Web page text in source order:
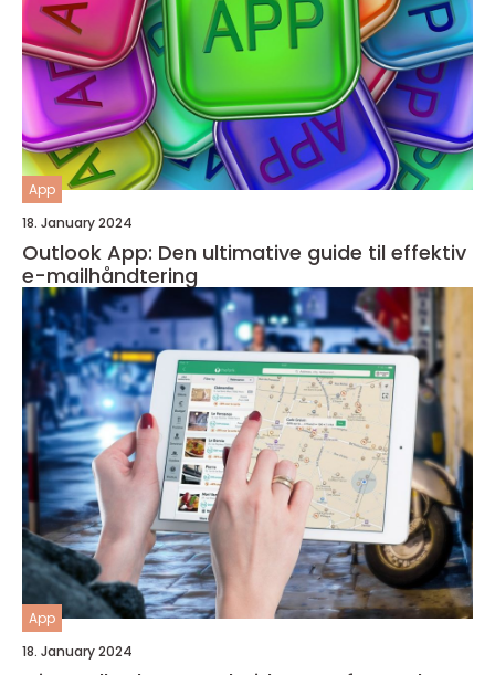
App
18. January 2024
Outlook App: Den ultimative guide til effektiv
e-mailhåndtering
App
18. January 2024